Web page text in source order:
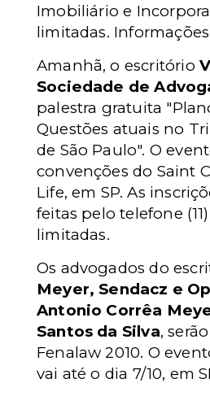
Imobiliário e
limitadas. Informações
Amanhã, o escritório
Sociedade de
palestra gratuita
Questões atuais no
de São Paulo". O
convenções do Saint
Life, em SP. As
feitas pelo telefone
limitadas.
Os advogados do
Meyer, Sendacz e
Antonio Corrêa
Santos da Silva,
Fenalaw 2010. O
vai até o dia 7/10, em